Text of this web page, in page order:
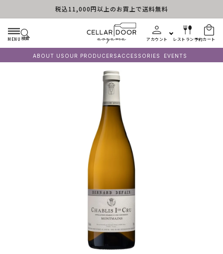
コンテンツに進む税込11,000円以上のお買上で送料無料
MENU 検索 アカウント レストラン予約カート
ABOUT US OUR PRODUCERSACCESSORIES EVENTS